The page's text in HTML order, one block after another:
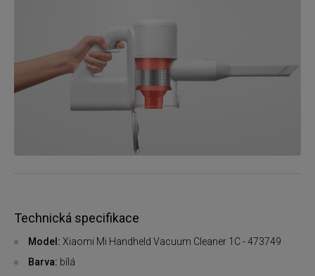
Technická specifikace
Model: Xiaomi Mi Handheld Vacuum Cleaner 1C - 473749
Barva: bílá